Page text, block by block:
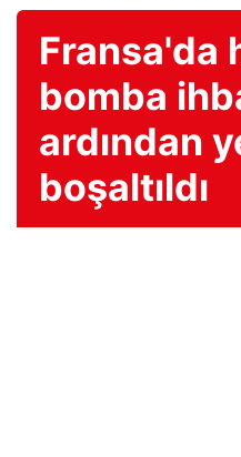
Fransa'da
bomba
ardından
boşaltıldı